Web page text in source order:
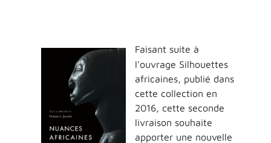
Faisant suite à
l'ouvrage Silhouettes
africaines, publié dans
cette collection en
2016, cette seconde
livraison souhaite
apporter une nouvelle